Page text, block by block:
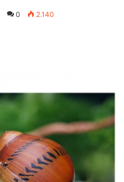
0 2.140